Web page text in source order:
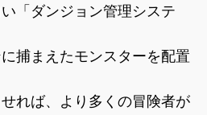
「ダンジョン管理システ
捕まえたモンスターを配置
れば、より多くの冒険者が